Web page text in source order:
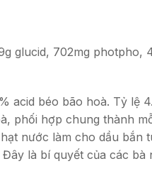
702mg photpho,
béo bão hoà. Tỷ lệ
phối hợp chung thành
nước làm cho dầu bắn
là bí quyết của các